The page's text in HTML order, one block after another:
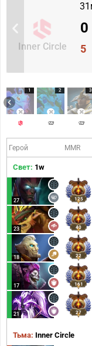
Inner Circle
0
5
1 2 3
Герой MMR
Свет: 1w
27 125
23 40
18 22
17 161
21 27
Тьма: Inner Circle